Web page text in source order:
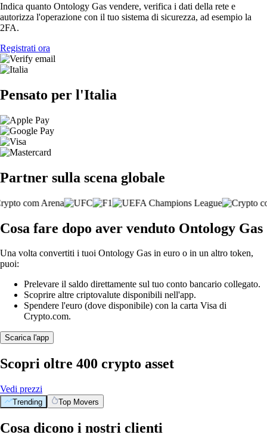
Indica quanto Ontology Gas vendere, verifica i dati della rete e
autorizza l'operazione con il tuo sistema di sicurezza, ad esempio la
2FA.
Registrati ora
Pensato per l'Italia
Partner sulla scena globale
Cosa fare dopo aver venduto Ontology Gas
Una volta convertiti i tuoi Ontology Gas in euro o in un altro token,
puoi:
Prelevare il saldo direttamente sul tuo conto bancario collegato.
Scoprire altre criptovalute disponibili nell'app.
Spendere l'euro (dove disponibile) con la carta Visa di
Crypto.com.
Scarica l'app
Scopri oltre 400 crypto asset
Vedi prezzi
Trending Top Movers
Cosa dicono i nostri clienti